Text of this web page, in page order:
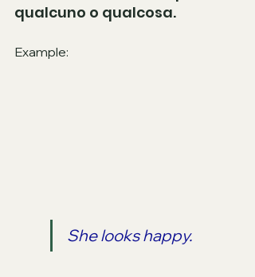
qualcuno o qualcosa.
Example:
She looks happy.